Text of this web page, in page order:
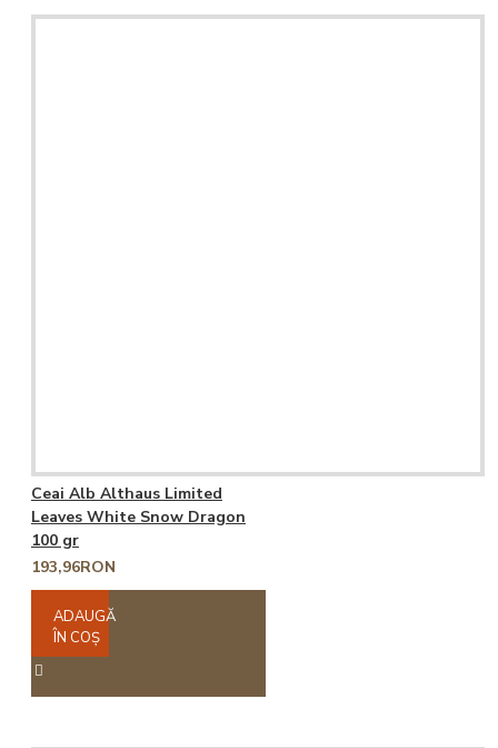
Ceai Alb Althaus Limited
Leaves White Snow Dragon
100 gr
193,96RON
ADAUGĂ
ÎN COŞ